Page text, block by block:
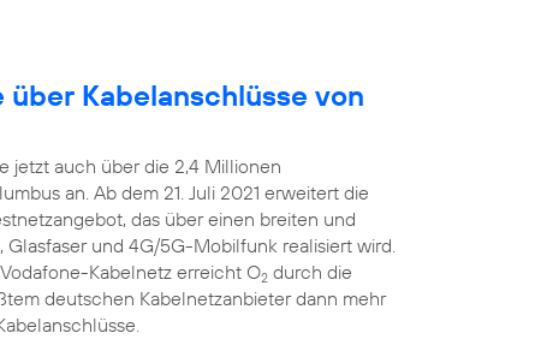
Kabelanschlüsse von
jetzt auch über die 2,4 Millionen
an. Ab dem 21. Juli 2021 erweitert die
das über einen breiten und
und 4G/5G-Mobilfunk realisiert wird.
Kabelnetz erreicht O2 durch die
deutschen Kabelnetzanbieter dann mehr